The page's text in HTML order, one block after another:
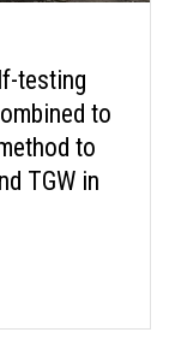
testing
to
to
TGW in